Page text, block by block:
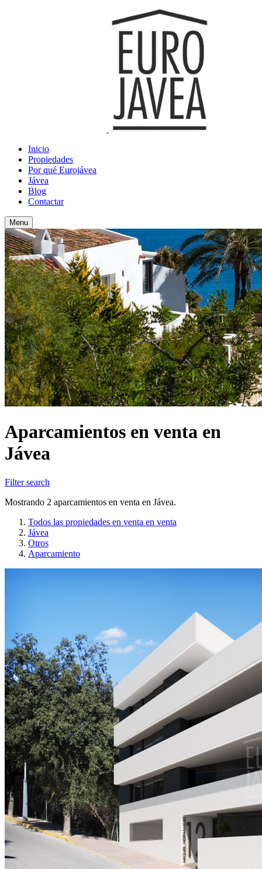
Inicio
Propiedades
Por qué Eurojávea
Jávea
Blog
Contactar
Menu
Aparcamientos en venta en
Jávea
Filter search
Mostrando 2 aparcamientos en venta en Jávea.
Todos las propiedades en venta en venta
Jávea
Otros
Aparcamiento